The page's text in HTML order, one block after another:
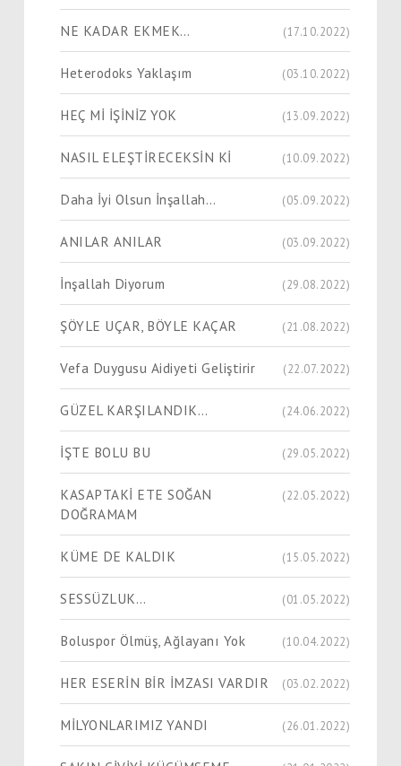
NE KADAR EKMEK… (17.10.2022)
Heterodoks Yaklaşım (03.10.2022)
HEÇ Mİ İŞİNİZ YOK (13.09.2022)
NASIL ELEŞTİRECEKSİN Kİ (10.09.2022)
Daha İyi Olsun İnşallah… (05.09.2022)
ANILAR ANILAR (03.09.2022)
İnşallah Diyorum (29.08.2022)
ŞÖYLE UÇAR, BÖYLE KAÇAR (21.08.2022)
Vefa Duygusu Aidiyeti Geliştirir (22.07.2022)
GÜZEL KARŞILANDIK… (24.06.2022)
İŞTE BOLU BU (29.05.2022)
KASAPTAKİ ETE SOĞAN
DOĞRAMAM
(22.05.2022)
KÜME DE KALDIK (15.05.2022)
SESSÜZLUK… (01.05.2022)
Boluspor Ölmüş, Ağlayanı Yok (10.04.2022)
HER ESERİN BİR İMZASI VARDIR (03.02.2022)
MİLYONLARIMIZ YANDI (26.01.2022)